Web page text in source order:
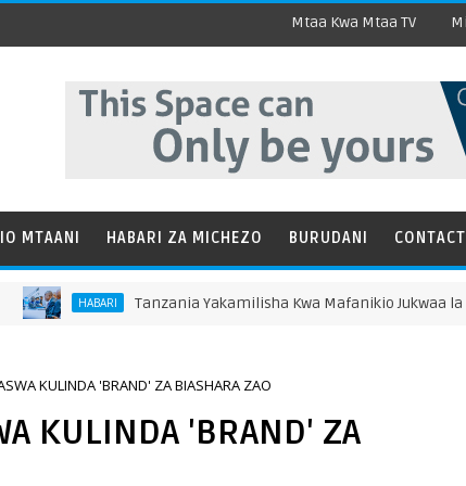
Mtaa Kwa Mtaa TV
MTAANI HABARI ZA MICHEZO BURUDANI
HABARI Tanzania Yakamilisha Kwa Mafanikio Jukwaa la
KULINDA 'BRAND' ZA BIASHARA ZAO
KULINDA 'BRAND' ZA